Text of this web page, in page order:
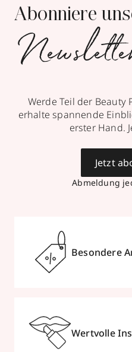
Abonniere
Werde Teil der Beauty
erhalte spannende
erster Hand.
Abmeldung
Jetzt
Besondere
Wertvolle